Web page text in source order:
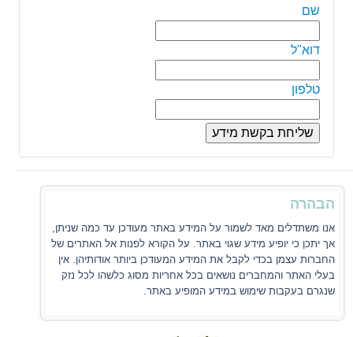
שם
דוא"ל
טלפון
הבהרה
אנו משתדלים מאד לשמור על המידע באתר מעודכן עד כמה שניתן,
אך יתכן כי יופיע מידע שגוי באתר. על הקורא לפנות אל האתרים של
החברות עצמן בכדי לקבל את המידע המעודכן ביותר אודותיהן. אין
בעלי האתר והמחברים נושאים בכל אחריות מסוג כלשהו לכל נזק
שנגרם בעקבות שימוש במידע המופיע באתר.